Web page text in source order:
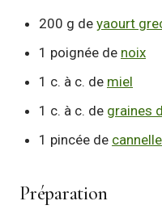
200 g de yaourt
1 poignée de noix
1 c. à c. de miel
1 c. à c. de graines
1 pincée de cannelle
Préparation